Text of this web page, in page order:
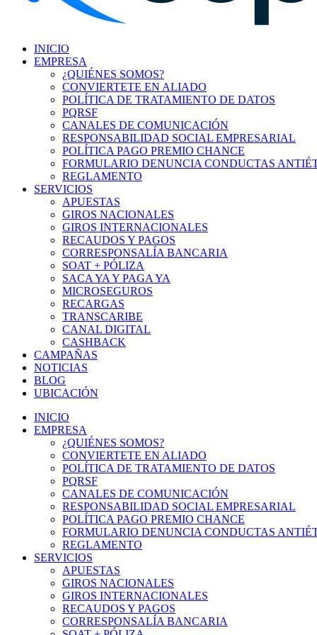
INICIO
EMPRESA
¿QUIÉNES SOMOS?
CONVIERTETE EN ALIADO
POLÍTICA DE TRATAMIENTO DE DATOS
PQRSF
CANALES DE COMUNICACIÓN
RESPONSABILIDAD SOCIAL EMPRESARIAL
POLÍTICA PAGO PREMIO CHANCE
FORMULARIO DENUNCIA CONDUCTAS
REGLAMENTO
SERVICIOS
APUESTAS
GIROS NACIONALES
GIROS INTERNACIONALES
RECAUDOS Y PAGOS
CORRESPONSALÍA BANCARIA
SOAT + PÓLIZA
SACA YA Y PAGA YA
MICROSEGUROS
RECARGAS
TRANSCARIBE
CANAL DIGITAL
CASHBACK
CAMPAÑAS
NOTICIAS
BLOG
UBICACIÓN
INICIO
EMPRESA
¿QUIÉNES SOMOS?
CONVIERTETE EN ALIADO
POLÍTICA DE TRATAMIENTO DE DATOS
PQRSF
CANALES DE COMUNICACIÓN
RESPONSABILIDAD SOCIAL EMPRESARIAL
POLÍTICA PAGO PREMIO CHANCE
FORMULARIO DENUNCIA CONDUCTAS
REGLAMENTO
SERVICIOS
APUESTAS
GIROS NACIONALES
GIROS INTERNACIONALES
RECAUDOS Y PAGOS
CORRESPONSALÍA BANCARIA